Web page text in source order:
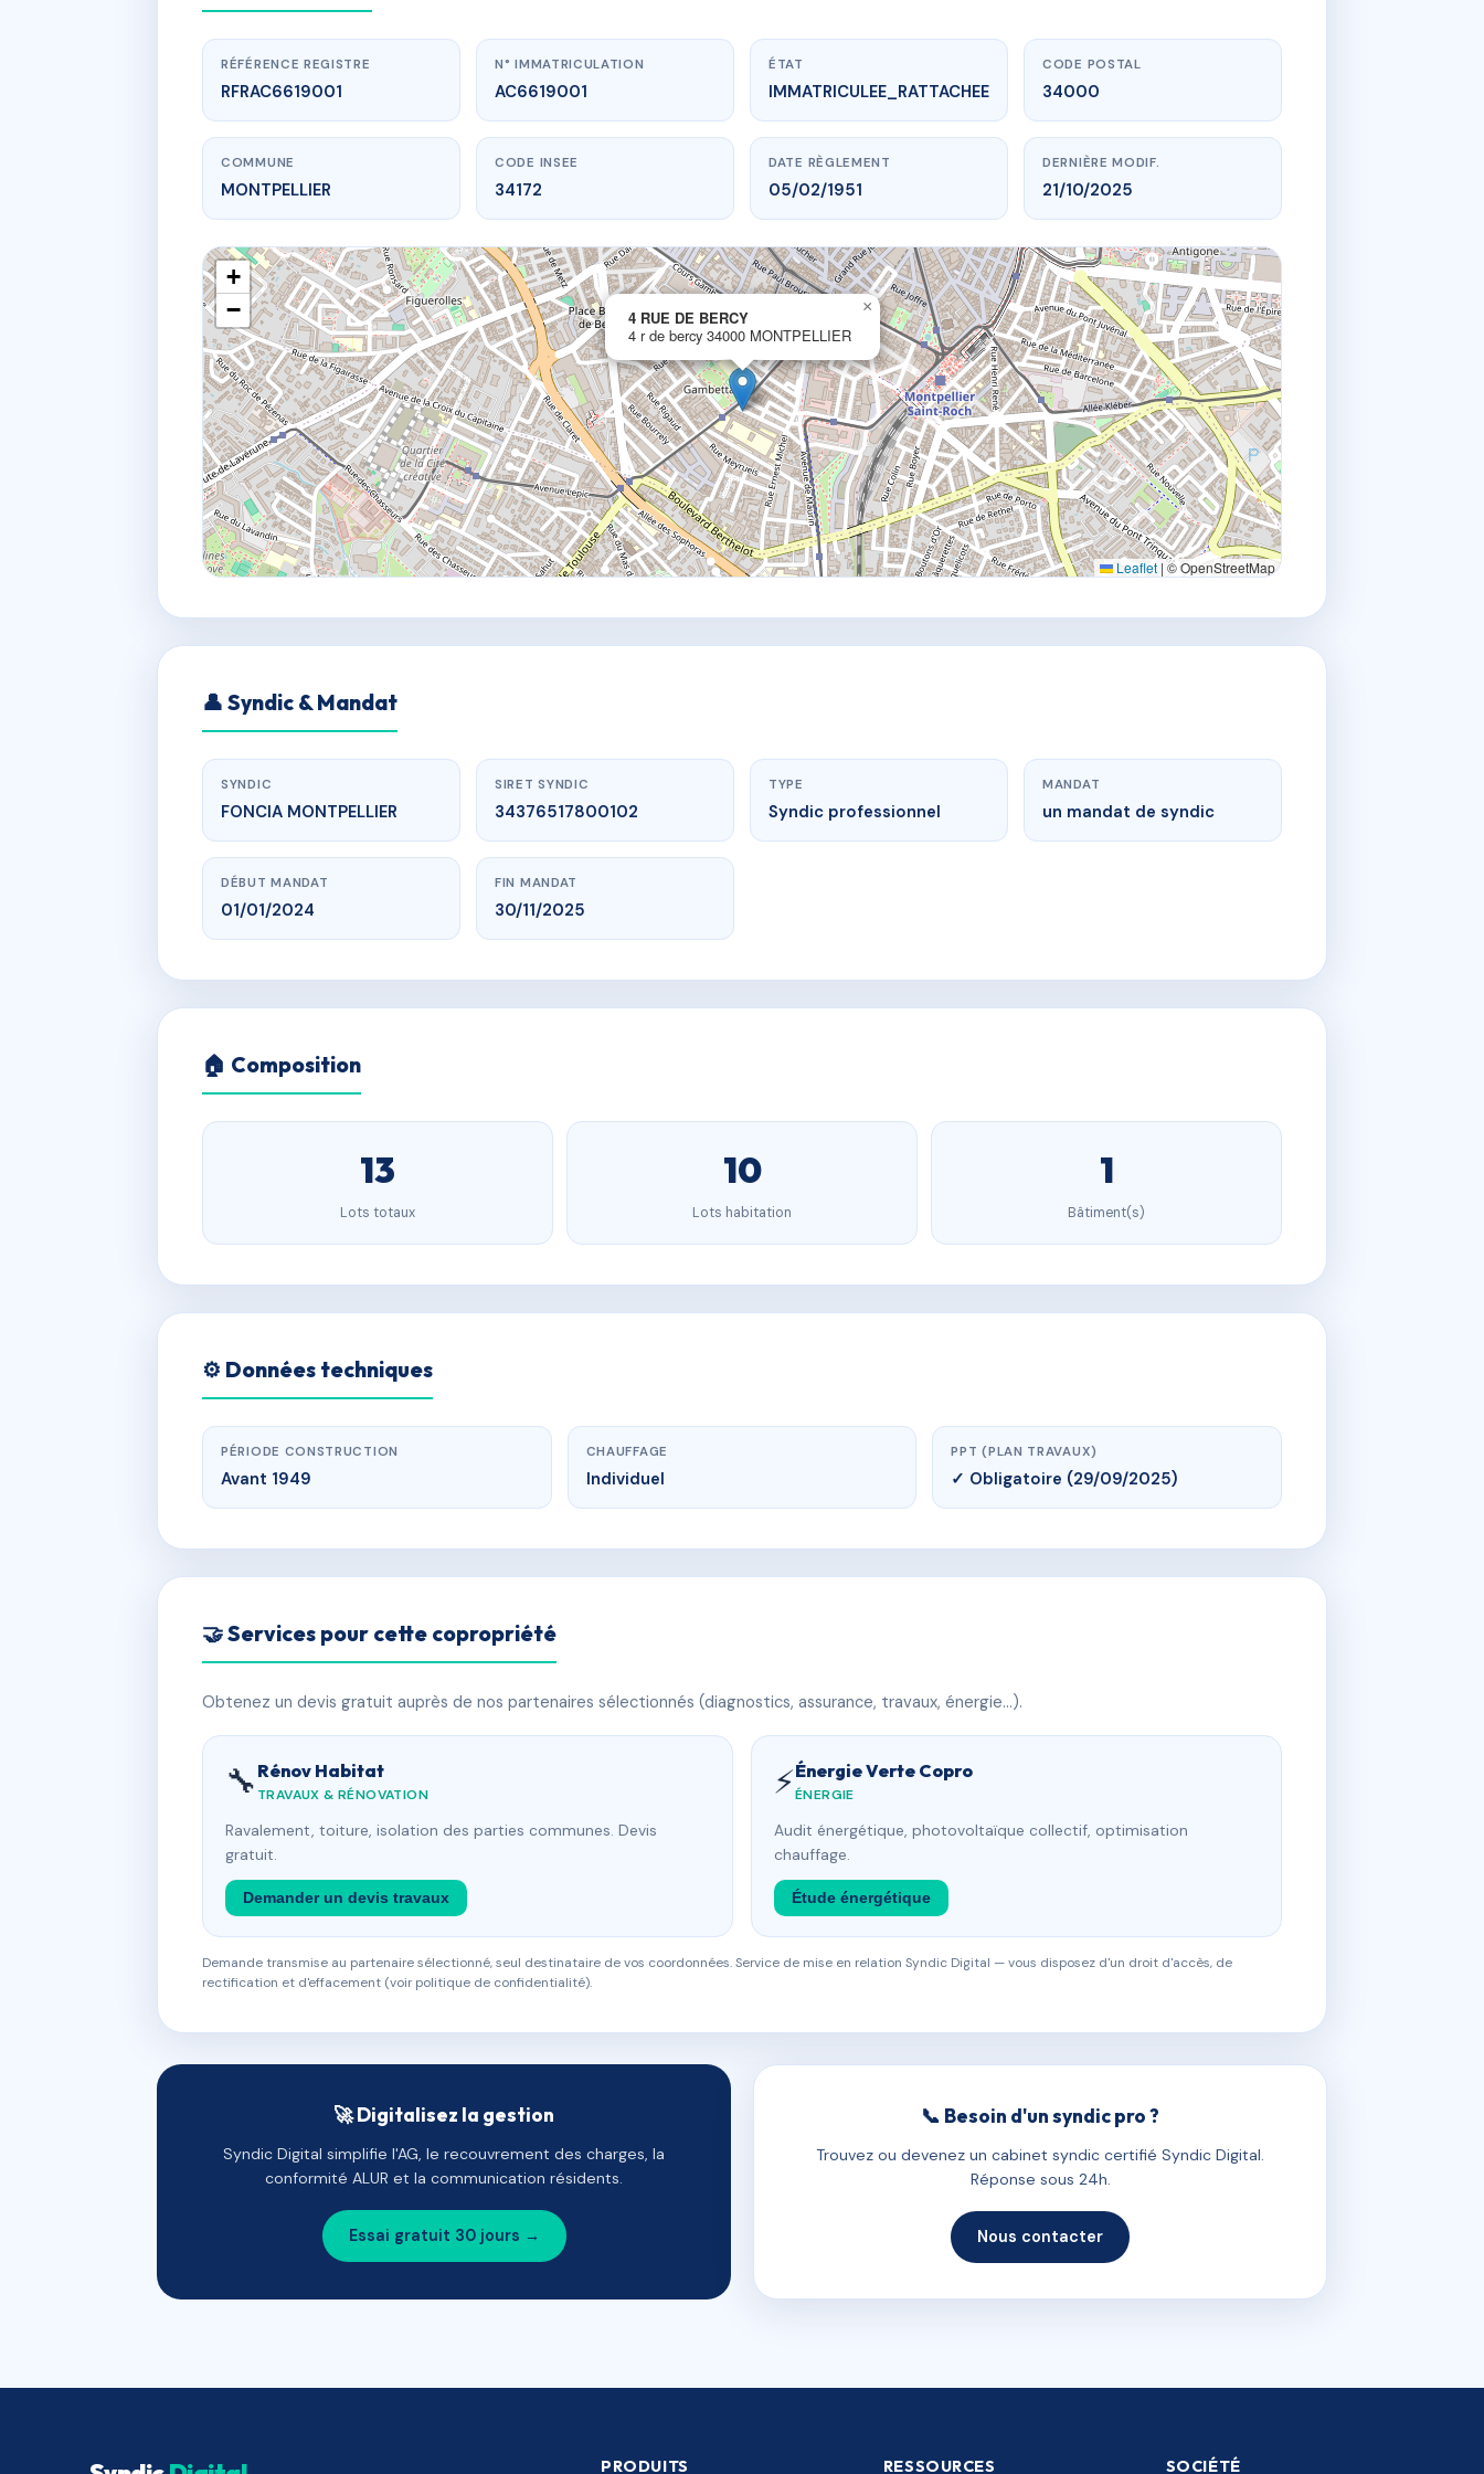
www.vme.plus/AC6619001
4 RUE DE BERCY
4 r de bercy34000 MONTPELLIER
RÉFÉRENCE REGISTRE
RFRAC6619001
N° IMMATRICULATION
AC6619001
ÉTAT
IMMATRICULEE_RATTACHEE
CODE POSTAL
34000
COMMUNE
MONTPELLIER
CODE INSEE
34172
DATE RÈGLEMENT
05/02/1951
DERNIÈRE MODIF.
21/10/2025
4 RUE DE BERCY
4 r de bercy 34000 MONTPELLIER
×
+
−
Leaflet |© OpenStreetMap
👤 Syndic & Mandat
SYNDIC
FONCIA MONTPELLIER
SIRET SYNDIC
34376517800102
TYPE
Syndic professionnel
MANDAT
un mandat de syndic
DÉBUT MANDAT
01/01/2024
FIN MANDAT
30/11/2025
🏠 Composition
13
Lots totaux
10
Lots habitation
1
Bâtiment(s)
⚙️ Données techniques
PÉRIODE CONSTRUCTION
Avant 1949
CHAUFFAGE
Individuel
PPT (PLAN TRAVAUX)
✓ Obligatoire (29/09/2025)
🤝 Services pour cette copropriété
Obtenez un devis gratuit auprès de nos partenaires sélectionnés (diagnostics, assurance, travaux, énergie…).
🔧 Rénov Habitat
TRAVAUX & RÉNOVATION
Ravalement, toiture, isolation des parties communes. Devis
gratuit.
Demander un devis travaux
⚡Énergie Verte Copro
ÉNERGIE
Audit énergétique, photovoltaïque collectif, optimisation
chauffage.
Étude énergétique
Demande transmise au partenaire sélectionné, seul destinataire de vos coordonnées. Service de mise en relation Syndic Digital — vous disposez d'un droit d'accès, de
rectification et d'effacement (voir politique de confidentialité).
🚀 Digitalisez la gestion
Syndic Digital simplifie l'AG, le recouvrement des charges, la
conformité ALUR et la communication résidents.
Essai gratuit 30 jours →
📞 Besoin d'un syndic pro ?
Trouvez ou devenez un cabinet syndic certifié Syndic Digital.
Réponse sous 24h.
Nous contacter
PRODUITS RESSOURCES SOCIÉTÉ